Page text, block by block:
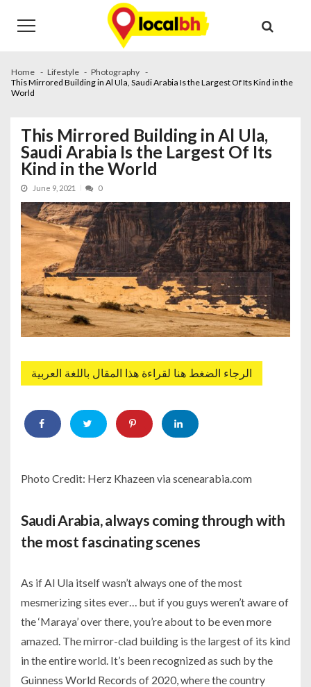
navigation
content
Home Lifestyle
Photography
This Mirrored Building in Al Ula, Saudi Arabia Is the Largest Of Its Kind in the
World
This Mirrored Building in Al Ula,
Saudi Arabia Is the Largest Of Its
Kind in the World
June 9, 2021 0
الرجاء الضغط هنا لقراءة هذا المقال باللغة العربية
Photo Credit: Herz Khazeen via scenearabia.com
Saudi Arabia, always coming through with
the most fascinating scenes
As if Al Ula itself wasn’t always one of the most
mesmerizing sites ever… but if you guys weren’t aware of
the ‘Maraya’ over there, you’re about to be even more
amazed. The mirror-clad building is the largest of its kind
in the entire world. It’s been recognized as such by the
Guinness World Records of 2020, where the country